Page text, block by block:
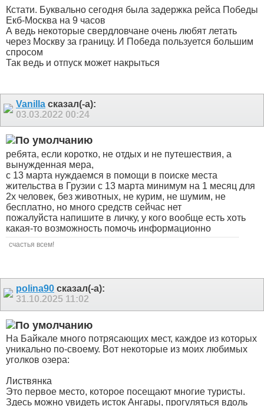
Кстати. Буквально сегодня была задержка рейса Победы
Екб-Москва на 9 часов
А ведь некоторые свердловчане очень любят летать
через Москву за границу. И Победа пользуется большим
спросом
Так ведь и отпуск может накрыться
Vanilla сказал(-а):
03.03.2022 00:24
ребята, если коротко, не отдых и не путешествия, а
вынужденная мера,
с 13 марта нуждаемся в помощи в поиске места
жительства в Грузии с 13 марта минимум на 1 месяц для
2х человек, без животных, не курим, не шумим, не
бесплатно, но много средств сейчас нет
пожалуйста напишите в личку, у кого вообще есть хоть
какая-то возможность помочь информационно
счастья всем!
polina90 сказал(-а):
31.10.2025 11:02
На Байкале много потрясающих мест, каждое из которых
уникально по-своему. Вот некоторые из моих любимых
уголков озера:
Листвянка
Это первое место, которое посещают многие туристы.
Здесь можно увидеть исток Ангары, прогуляться вдоль